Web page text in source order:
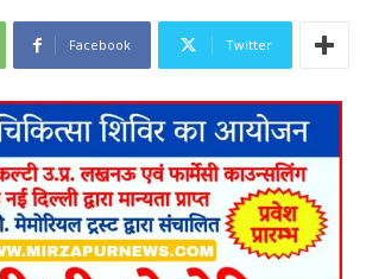
Facebook Twitter